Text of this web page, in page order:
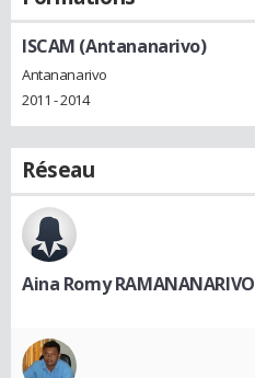
ISCAM (Antananarivo)
Antananarivo
2011 - 2014
Réseau
Aina Romy RAMANANARIVO